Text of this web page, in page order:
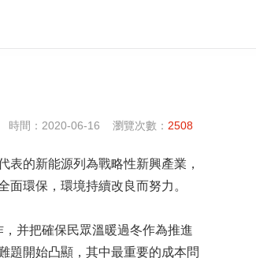
時間：2020-06-16 瀏覽次數： 2508
的新能源列為戰略性新興產業，
環保，環境持續改良而努力。
并把確保民眾溫暖過冬作為推進
題開始凸顯，其中最重要的成本問